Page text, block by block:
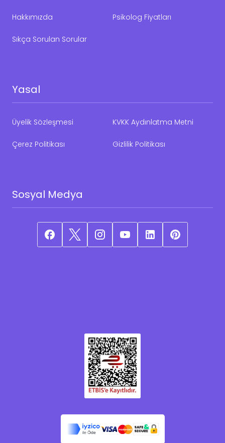
Hakkımızda Psikolog Fiyatları
Sıkça Sorulan Sorular
Yasal
Üyelik Sözleşmesi KVKK Aydınlatma Metni
Çerez Politikası Gizlilik Politikası
Sosyal Medya